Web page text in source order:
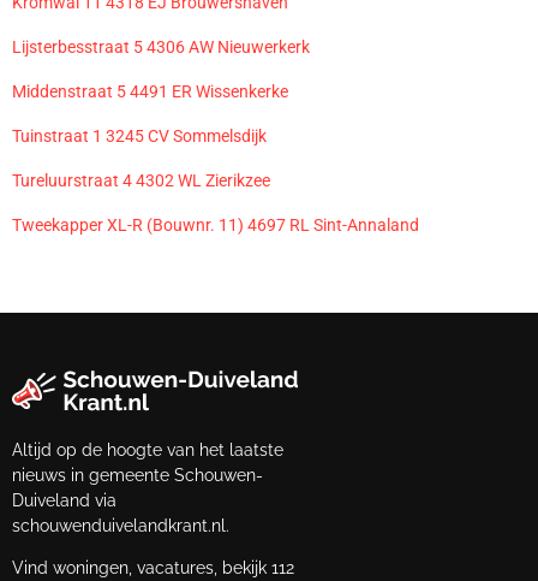
Lijsterbesstraat 5 4306 AW Nieuwerkerk
Middenstraat 5 4491 ER Wissenkerke
Tuinstraat 1 3245 CV Sommelsdijk
Tureluurstraat 4 4302 WL Zierikzee
Tweekapper XL-R (Bouwnr. 11) 4697 RL Sint-Annaland
Altijd op de hoogte van het laatste
nieuws in gemeente Schouwen-
Duiveland via
schouwenduivelandkrant.nl.
Vind woningen, vacatures, bekijk 112